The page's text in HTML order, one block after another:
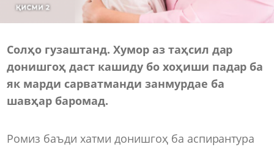
Солҳо гузаштанд. Хумор аз таҳсил дар
донишгоҳ даст кашиду бо хоҳиши падар ба
як марди сарватманди занмурдае ба
шавҳар баромад.
Ромиз баъди хатми донишгоҳ ба аспирантура